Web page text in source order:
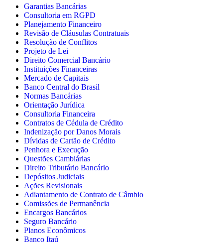
Garantias Bancárias
Consultoria em RGPD
Planejamento Financeiro
Revisão de Cláusulas Contratuais
Resolução de Conflitos
Projeto de Lei
Direito Comercial Bancário
Instituições Financeiras
Mercado de Capitais
Banco Central do Brasil
Normas Bancárias
Orientação Jurídica
Consultoria Financeira
Contratos de Cédula de Crédito
Indenização por Danos Morais
Dívidas de Cartão de Crédito
Penhora e Execução
Questões Cambiárias
Direito Tributário Bancário
Depósitos Judiciais
Ações Revisionais
Adiantamento de Contrato de Câmbio
Comissões de Permanência
Encargos Bancários
Seguro Bancário
Planos Econômicos
Banco Itaú